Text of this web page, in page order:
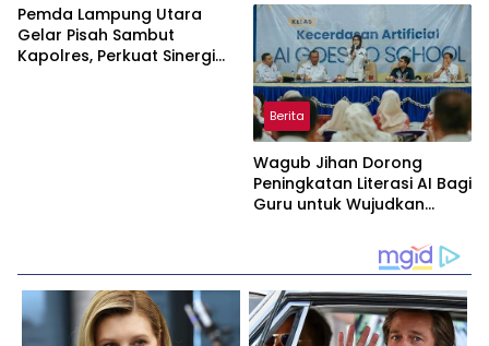
Masyarakat Minta Satgas
Lakukan Investigasi
Pemda Lampung Utara
Gelar Pisah Sambut
Kapolres, Perkuat Sinergi
Berita
Wagub Jihan Dorong
Peningkatan Literasi AI Bagi
Guru untuk Wujudkan